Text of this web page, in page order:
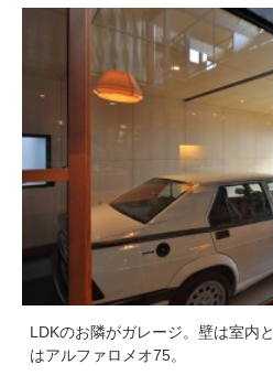
LDKのお隣がガレージ。壁は室内
はアルファロメオ75。